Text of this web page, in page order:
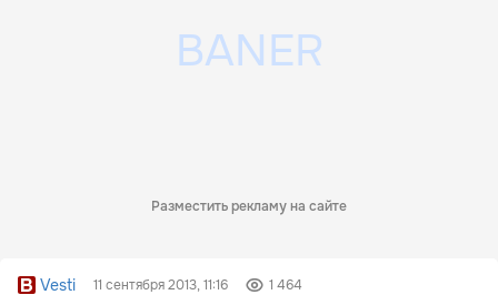
Разместить рекламу на сайте
Vesti 11 сентября 2013, 11:16 1 464